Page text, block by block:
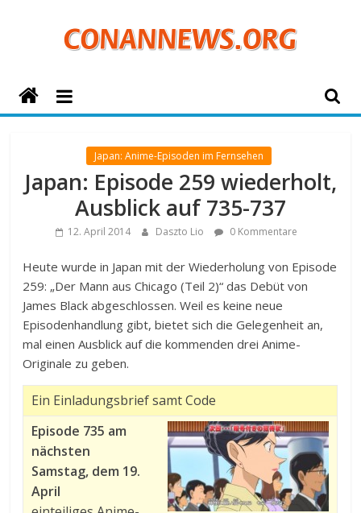
ConanNews.org
Japan: Anime-Episoden im Fernsehen
Japan: Episode 259 wiederholt,
Ausblick auf 735-737
12. April 2014 Daszto Lio 0 Kommentare
Heute wurde in Japan mit der Wiederholung von Episode
259: „Der Mann aus Chicago (Teil 2)“ das Debüt von
James Black abgeschlossen. Weil es keine neue
Episodenhandlung gibt, bietet sich die Gelegenheit an,
mal einen Ausblick auf die kommenden drei Anime-
Originale zu geben.
Ein Einladungsbrief samt Code
Episode 735 am
nächsten
Samstag, dem 19.
April